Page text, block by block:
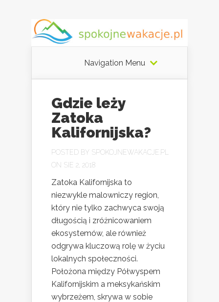
Navigation Menu
Gdzie leży
Zatoka
Kalifornijska?
POSTED BY SPOKOJNEWAKACJE.PL
ON SIE 2, 2018
Zatoka Kalifornijska to
niezwykle malowniczy region,
który nie tylko zachwyca swoją
długością i zróżnicowaniem
ekosystemów, ale również
odgrywa kluczową rolę w życiu
lokalnych społeczności.
Położona między Półwyspem
Kalifornijskim a meksykańskim
wybrzeżem, skrywa w sobie